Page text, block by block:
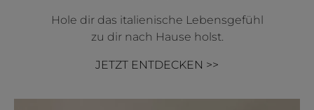
Hole dir das italienische Lebensgefühl
zu dir nach Hause holst.
JETZT ENTDECKEN >>